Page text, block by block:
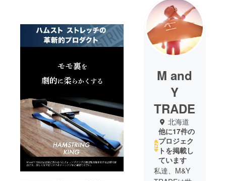
M and
Y
TRADE
北海道
他に17件の
プロジェク
トを掲載し
ています
私達、M&Y